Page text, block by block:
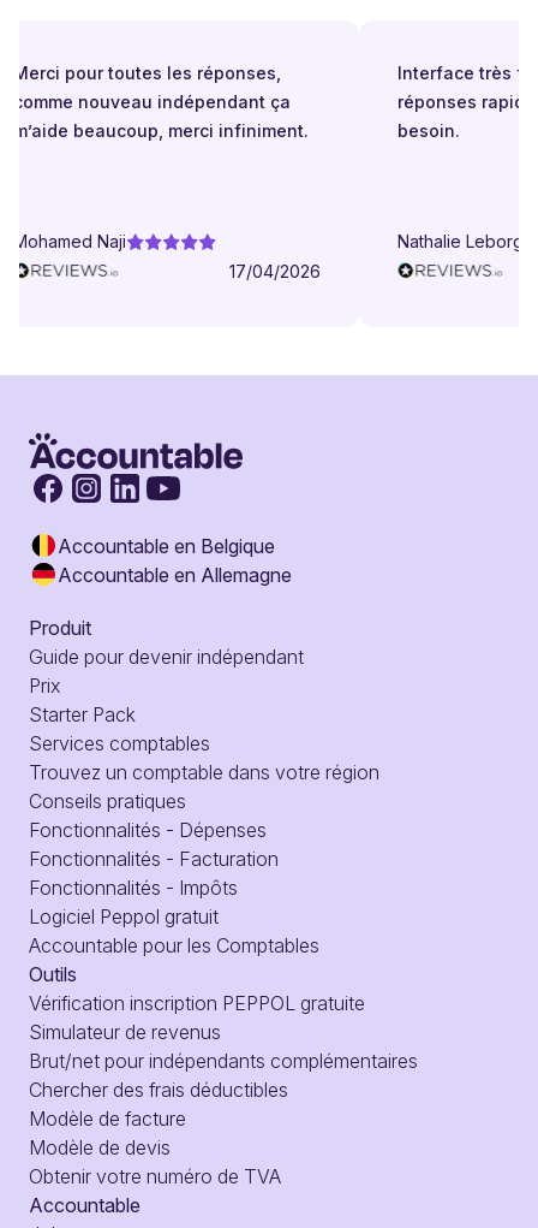
Merci pour toutes les réponses,
comme nouveau indépendant ça
m’aide beaucoup, merci infiniment.
Mohamed Naji
17/04/2026
Interface très
réponses
besoin.
Nathalie Leborgne
Accountable en Belgique
Accountable en Allemagne
Produit
Guide pour devenir indépendant
Prix
Starter Pack
Services comptables
Trouvez un comptable dans votre région
Conseils pratiques
Fonctionnalités - Dépenses
Fonctionnalités - Facturation
Fonctionnalités - Impôts
Logiciel Peppol gratuit
Accountable pour les Comptables
Outils
Vérification inscription PEPPOL gratuite
Simulateur de revenus
Brut/net pour indépendants complémentaires
Chercher des frais déductibles
Modèle de facture
Modèle de devis
Obtenir votre numéro de TVA
Accountable